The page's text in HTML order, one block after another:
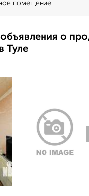
помещение
о
Туле